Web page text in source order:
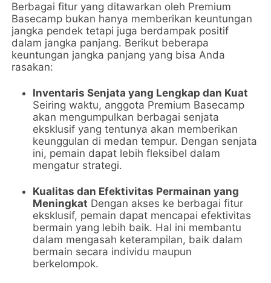
Berbagai fitur yang ditawarkan oleh Premium
Basecamp bukan hanya memberikan keuntungan
jangka pendek tetapi juga berdampak positif
dalam jangka panjang. Berikut beberapa
keuntungan jangka panjang yang bisa Anda
rasakan:
Inventaris Senjata yang Lengkap dan Kuat
Seiring waktu, anggota Premium Basecamp
akan mengumpulkan berbagai senjata
eksklusif yang tentunya akan memberikan
keunggulan di medan tempur. Dengan senjata
ini, pemain dapat lebih fleksibel dalam
mengatur strategi.
Kualitas dan Efektivitas Permainan yang
Meningkat Dengan akses ke berbagai fitur
eksklusif, pemain dapat mencapai efektivitas
bermain yang lebih baik. Hal ini membantu
dalam mengasah keterampilan, baik dalam
bermain secara individu maupun
berkelompok.